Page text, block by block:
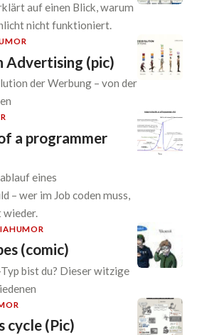
auf einen Blick, warum
nicht funktioniert.
Advertising (pic)
der Werbung – von der
a programmer
eines
– wer im Job coden muss,
wieder.
HUMOR
(comic)
bist du? Dieser witzige
cycle (Pic)